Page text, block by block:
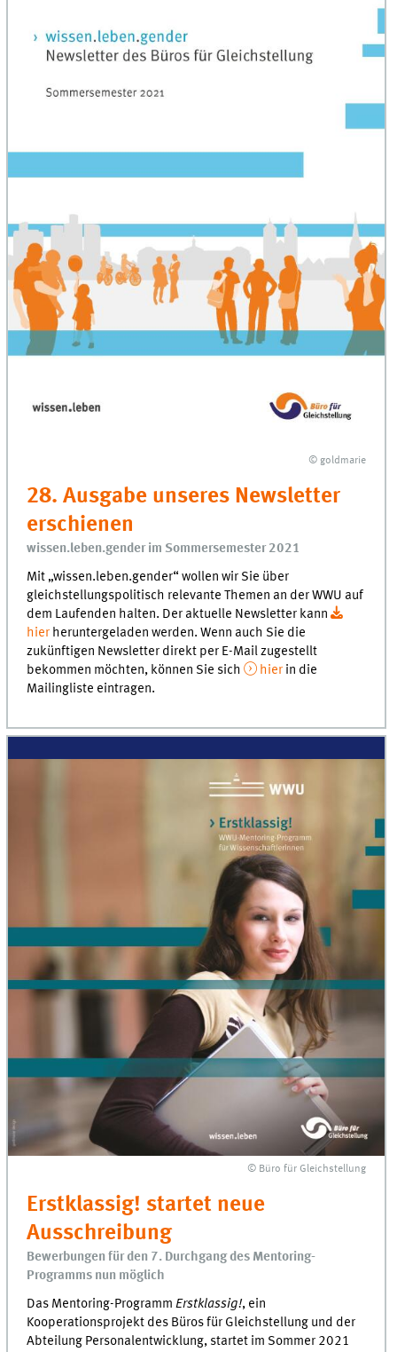
© goldmarie
28. Ausgabe unseres Newsletter
erschienen
wissen.leben.gender im Sommersemester 2021
Mit „wissen.leben.gender“ wollen wir Sie über
gleichstellungspolitisch relevante Themen an der WWU auf
dem Laufenden halten. Der aktuelle Newsletter kann
hier heruntergeladen werden. Wenn auch Sie die
zukünftigen Newsletter direkt per E-Mail zugestellt
bekommen möchten, können Sie sich
hier in die
Mailingliste eintragen.
© Büro für Gleichstellung
Erstklassig! startet neue
Ausschreibung
Bewerbungen für den 7. Durchgang des Mentoring-
Programms nun möglich
Das Mentoring-ProgrammErstklassig!, ein
Kooperationsprojekt des Büros für Gleichstellung und der
Abteilung Personalentwicklung, startet im Sommer 2021